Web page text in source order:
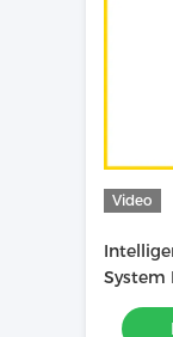
Video
System
für